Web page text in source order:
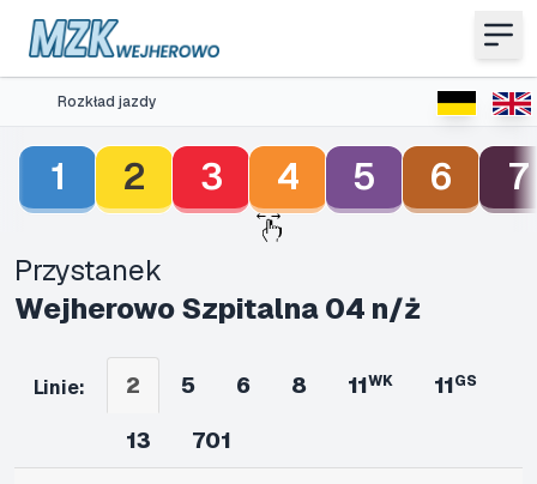
Rozkład jazdy
1 2 3 4 5 6 7
Przystanek
Wejherowo Szpitalna 04 n/ż
Linie: 2 5 6 8 11WK 11GS
13 701